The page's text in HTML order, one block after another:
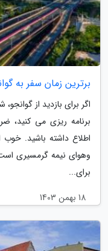
برترین زمان سفر به
اگر برای بازدید از
برنامه ریزی می کنید،
اطلاع داشته باشید.
وهوای نیمه گرمسیری
برای...
18 بهمن 1403